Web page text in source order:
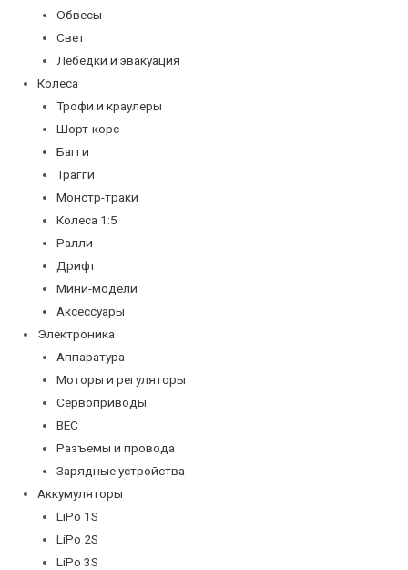
Обвесы
Свет
Лебедки и эвакуация
Колеса
Трофи и краулеры
Шорт-корс
Багги
Трагги
Монстр-траки
Колеса 1:5
Ралли
Дрифт
Мини-модели
Аксессуары
Электроника
Аппаратура
Моторы и регуляторы
Сервоприводы
BEC
Разъемы и провода
Зарядные устройства
Аккумуляторы
LiPo 1S
LiPo 2S
LiPo 3S